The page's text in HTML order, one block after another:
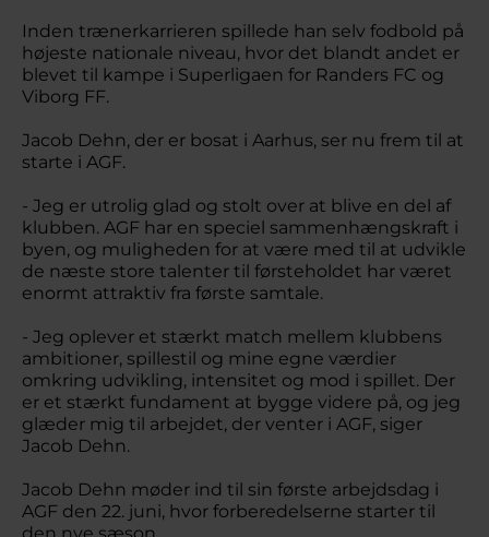
Inden trænerkarrieren spillede han selv fodbold på
højeste nationale niveau, hvor det blandt andet er
blevet til kampe i Superligaen for Randers FC og
Viborg FF.
Jacob Dehn, der er bosat i Aarhus, ser nu frem til at
starte i AGF.
- Jeg er utrolig glad og stolt over at blive en del af
klubben. AGF har en speciel sammenhængskraft i
byen, og muligheden for at være med til at udvikle
de næste store talenter til førsteholdet har været
enormt attraktiv fra første samtale.
- Jeg oplever et stærkt match mellem klubbens
ambitioner, spillestil og mine egne værdier
omkring udvikling, intensitet og mod i spillet. Der
er et stærkt fundament at bygge videre på, og jeg
glæder mig til arbejdet, der venter i AGF, siger
Jacob Dehn.
Jacob Dehn møder ind til sin første arbejdsdag i
AGF den 22. juni, hvor forberedelserne starter til